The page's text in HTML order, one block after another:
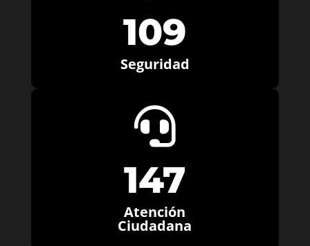
109
Seguridad

147
Atención
Ciudadana